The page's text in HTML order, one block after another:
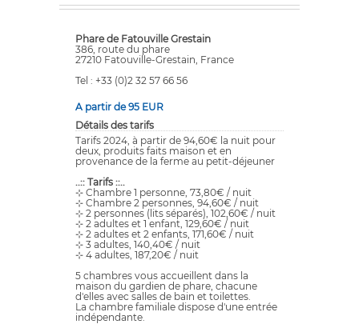
Phare de Fatouville Grestain
386, route du phare
27210 Fatouville-Grestain, France
Tel : +33 (0)2 32 57 66 56
A partir de 95 EUR
Détails des tarifs
Tarifs 2024, à partir de 94,60€ la nuit pour
deux, produits faits maison et en
provenance de la ferme au petit-déjeuner
..:: Tarifs ::..
⊹ Chambre 1 personne, 73,80€ / nuit
⊹ Chambre 2 personnes, 94,60€ / nuit
⊹ 2 personnes (lits séparés), 102,60€ / nuit
⊹ 2 adultes et 1 enfant, 129,60€ / nuit
⊹ 2 adultes et 2 enfants, 171,60€ / nuit
⊹ 3 adultes, 140,40€ / nuit
⊹ 4 adultes, 187,20€ / nuit
5 chambres vous accueillent dans la
maison du gardien de phare, chacune
d'elles avec salles de bain et toilettes.
La chambre familiale dispose d'une entrée
indépendante.